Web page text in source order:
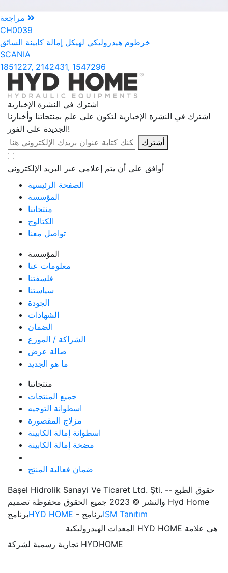
مراجعة
CH0039
خرطوم هيدروليكي لهيكل إمالة كابينة السائق
SCANIA
1851227, 2142431, 1547296
اشترك في النشرة الإخبارية
اشترك في النشرة الإخبارية لتكون على علم بمنتجاتنا وأخبارنا
الجديدة على الفور!
أشترك
أوافق على أن يتم إعلامي عبر البريد الإلكتروني
الصفحة الرئيسية
المؤسسة
منتجاتنا
الكتالوج
تواصل معنا
المؤسسة
معلومات عنا
فلسفتنا
سياستنا
الجودة
الشهادات
الضمان
الشراكة / الموزع
صالة عرض
ما هو الجديد
منتجاتنا
جميع المنتجات
اسطوانة التوجيه
مزلاج المقصورة
اسطوانة إمالة الكابينة
مضخة إمالة الكابينة
ضمان فعالية المنتج
Başel Hidrolik Sanayi Ve Ticaret Ltd. Şti. -- حقوق الطبع
والنشر © 2023 جميع الحقوق محفوظة تصميم Hyd Home
برنامجHYD HOME - برنامجISM Tanıtım
المعدات الهيدروليكية HYD HOME هي علامة
تجارية رسمية لشركة HYDHOME